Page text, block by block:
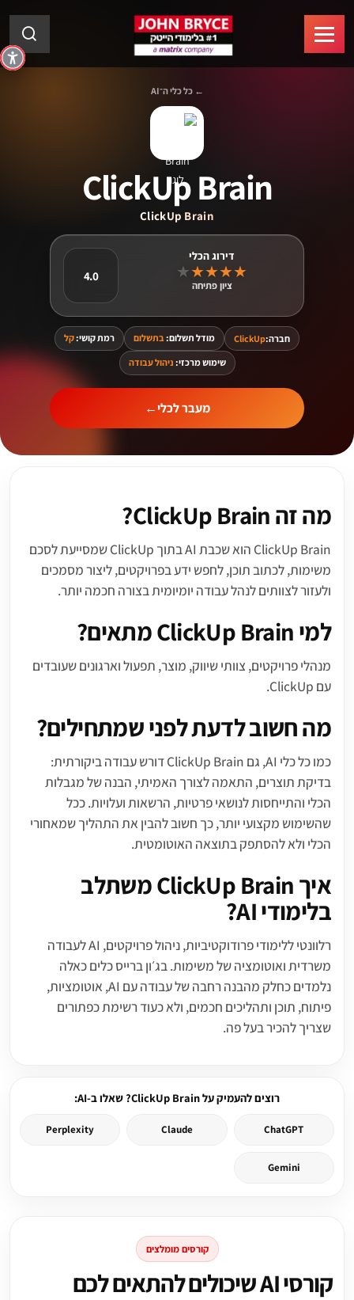
← כל כלי ה־AI
ClickUp Brain
ClickUp Brain
4.0 ★
★
★
★
★
ציון פתיחה
חברה:ClickUp מודל תשלום:בתשלום רמת קושי:קל
שימוש מרכזי: ניהול עבודה
מעבר לכלי←
מה זה ClickUp Brain?
ClickUp Brain הוא שכבת AI בתוך ClickUp שמסייעת לסכם
משימות, לכתוב תוכן, לחפש ידע בפרויקטים, ליצור מסמכים
ולעזור לצוותים לנהל עבודה יומיומית בצורה חכמה יותר.
למי ClickUp Brain מתאים?
מנהלי פרויקטים, צוותי שיווק, מוצר, תפעול וארגונים שעובדים
עם ClickUp.
מה חשוב לדעת לפני שמתחילים?
כמו כל כלי AI, גם ClickUp Brain דורש עבודה ביקורתית:
בדיקת תוצרים, התאמה לצורך האמיתי, הבנה של מגבלות
הכלי והתייחסות לנושאי פרטיות, הרשאות ועלויות. ככל
שהשימוש מקצועי יותר, כך חשוב להבין את התהליך שמאחורי
הכלי ולא להסתפק בתוצאה האוטומטית.
איך ClickUp Brain משתלב
בלימודי AI?
רלוונטי ללימודי פרודוקטיביות, ניהול פרויקטים, AI לעבודה
משרדית ואוטומציה של משימות. בג׳ון ברייס כלים כאלה
נלמדים כחלק מהבנה רחבה של עבודה עם AI, אוטומציות,
פיתוח, תוכן ותהליכים חכמים, ולא כעוד רשימת כפתורים
שצריך להכיר בעל פה.
רוצים להעמיק על ClickUp Brain? שאלו ב-AI:
ChatGPT
Claude
Perplexity
Gemini
קורסים מומלצים
קורסי AI שיכולים להתאים לכם